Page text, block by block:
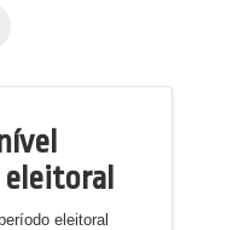
eleitoral